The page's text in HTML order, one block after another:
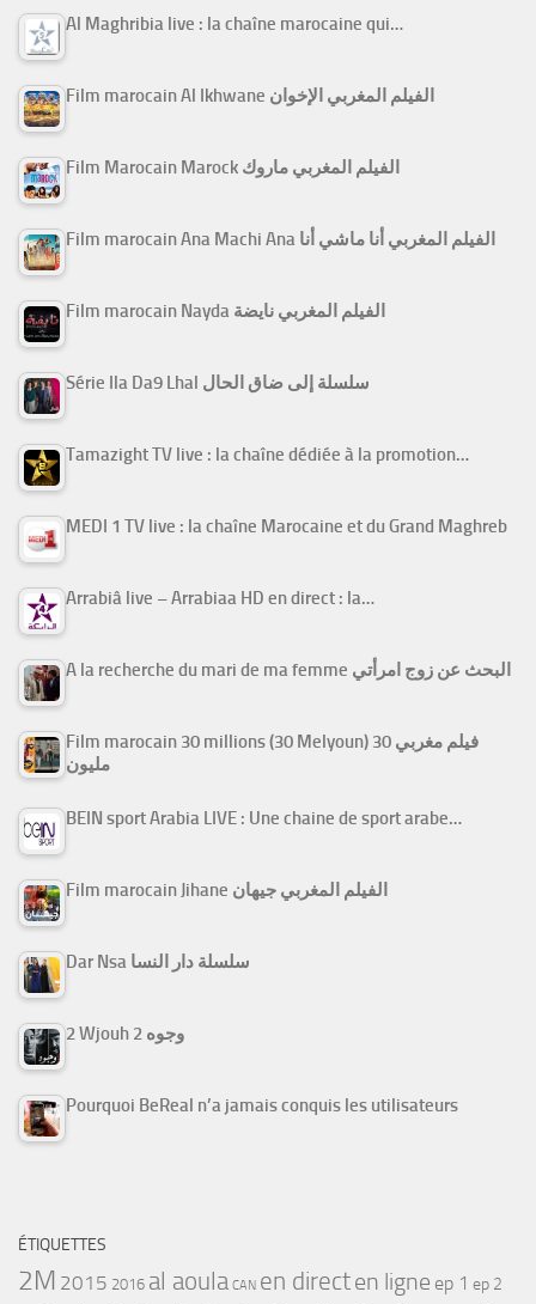
Al Maghribia live : la chaîne marocaine qui…
Film marocain Al Ikhwane الفيلم المغربي الإخوان
Film Marocain Marock الفيلم المغربي ماروك
Film marocain Ana Machi Ana الفيلم المغربي أنا ماشي أنا
Film marocain Nayda الفيلم المغربي نايضة
Série Ila Da9 Lhal سلسلة إلى ضاق الحال
Tamazight TV live : la chaîne dédiée à la promotion…
MEDI 1 TV live : la chaîne Marocaine et du Grand Maghreb
Arrabiâ live – Arrabiaa HD en direct : la…
A la recherche du mari de ma femme البحث عن زوج امرأتي
Film marocain 30 millions (30 Melyoun) فيلم مغربي 30
مليون
BEIN sport Arabia LIVE : Une chaine de sport arabe…
Film marocain Jihane الفيلم المغربي جيهان
Dar Nsa سلسلة دار النسا
2 Wjouh 2 وجوه
Pourquoi BeReal n’a jamais conquis les utilisateurs
ÉTIQUETTES
2M 2015 2016 al aoula CAN en directen ligne ep 1 ep 2